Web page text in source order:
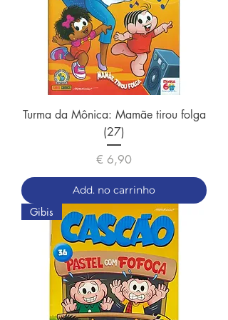
Turma da Mônica: Mamãe tirou folga
(27)
Preço
€ 6,90
Add. no carrinho
Gibis